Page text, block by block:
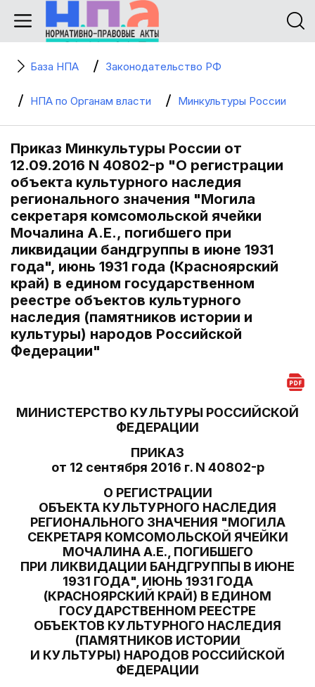
База НПА Законодательство РФ
НПА по Органам власти Минкультуры России
Приказ Минкультуры России от
12.09.2016 N 40802-р "О регистрации
объекта культурного наследия
регионального значения "Могила
секретаря комсомольской ячейки
Мочалина А.Е., погибшего при
ликвидации бандгруппы в июне 1931
года", июнь 1931 года (Красноярский
край) в едином государственном
реестре объектов культурного
наследия (памятников истории и
культуры) народов Российской
Федерации"
МИНИСТЕРСТВО КУЛЬТУРЫ РОССИЙСКОЙ
ФЕДЕРАЦИИ
ПРИКАЗ
от 12 сентября 2016 г. N 40802-р
О РЕГИСТРАЦИИ
ОБЪЕКТА КУЛЬТУРНОГО НАСЛЕДИЯ
РЕГИОНАЛЬНОГО ЗНАЧЕНИЯ "МОГИЛА
СЕКРЕТАРЯ КОМСОМОЛЬСКОЙ ЯЧЕЙКИ
МОЧАЛИНА А.Е., ПОГИБШЕГО
ПРИ ЛИКВИДАЦИИ БАНДГРУППЫ В ИЮНЕ
1931 ГОДА", ИЮНЬ 1931 ГОДА
(КРАСНОЯРСКИЙ КРАЙ) В ЕДИНОМ
ГОСУДАРСТВЕННОМ РЕЕСТРЕ
ОБЪЕКТОВ КУЛЬТУРНОГО НАСЛЕДИЯ
(ПАМЯТНИКОВ ИСТОРИИ
И КУЛЬТУРЫ) НАРОДОВ РОССИЙСКОЙ
ФЕДЕРАЦИИ